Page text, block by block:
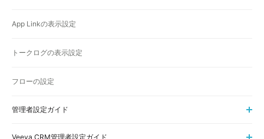
App Linkの表示設定
トークログの表示設定
フローの設定
管理者設定ガイド
Veeva CRM管理者設定ガイド